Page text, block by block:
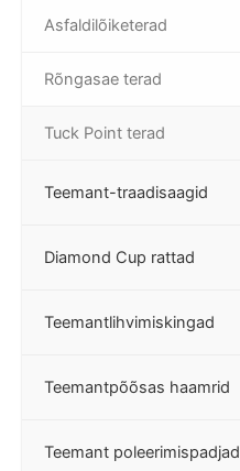
Asfaldilõiketerad
Rõngasae terad
Tuck Point terad
Teemant-traadisaagid
Diamond Cup rattad
Teemantlihvimiskingad
Teemantpõõsas haamrid
Teemant poleerimispadjad